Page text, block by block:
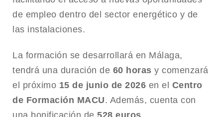
de empleo dentro del sector energético y de
las instalaciones.
La formación se desarrollará en Málaga,
tendrá una duración de 60 horas y comenzará
el próximo 15 de junio de 2026 en el Centro
de Formación MACU. Además, cuenta con